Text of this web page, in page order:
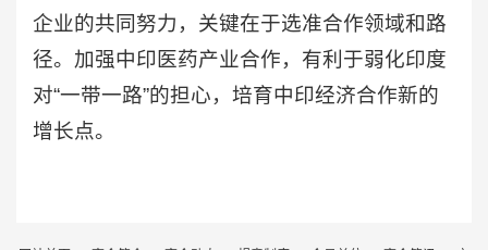
企业的共同努力，关键在于选准合作领域和路
径。加强中印医药产业合作，有利于弱化印度
对“一带一路”的担心，培育中印经济合作新的
增长点。